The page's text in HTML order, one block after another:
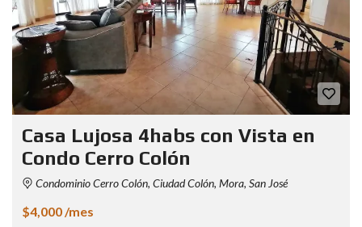
Casa Lujosa 4habs con Vista en
Condo Cerro Colón
Condominio Cerro Colón, Ciudad Colón, Mora, San José
$4,000 /mes